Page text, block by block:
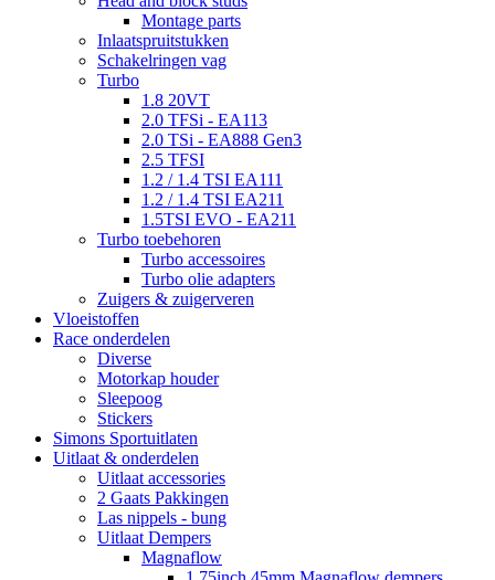
Montage parts
Inlaatspruitstukken
Schakelringen vag
Turbo
1.8 20VT
2.0 TFSi - EA113
2.0 TSi - EA888 Gen3
2.5 TFSI
1.2 / 1.4 TSI EA111
1.2 / 1.4 TSI EA211
1.5TSI EVO - EA211
Turbo toebehoren
Turbo accessoires
Turbo olie adapters
Zuigers & zuigerveren
Vloeistoffen
Race onderdelen
Diverse
Motorkap houder
Sleepoog
Stickers
Simons Sportuitlaten
Uitlaat & onderdelen
Uitlaat accessories
2 Gaats Pakkingen
Las nippels - bung
Uitlaat Dempers
Magnaflow